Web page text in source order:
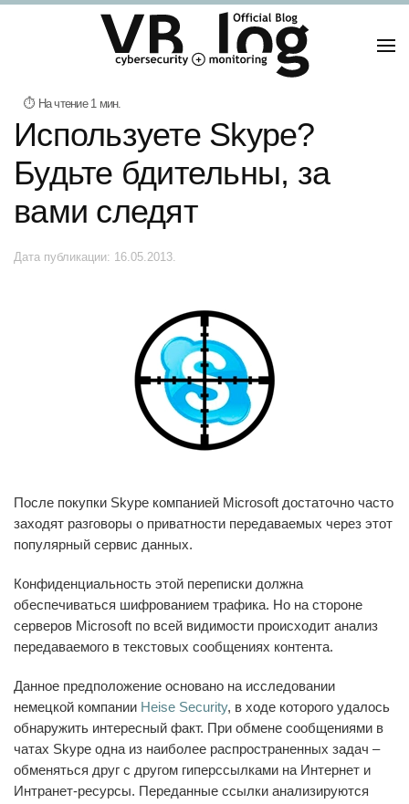
Используете Skype?
Будьте бдительны, за
вами следят
Дата публикации: 16.05.2013.
После покупки Skype компанией Microsoft достаточно часто
заходят разговоры о приватности передаваемых через этот
популярный сервис данных.
Конфиденциальность этой переписки должна
обеспечиваться шифрованием трафика. Но на стороне
серверов Microsoft по всей видимости происходит анализ
передаваемого в текстовых сообщениях контента.
Данное предположение основано на исследовании
немецкой компании Heise Security, в ходе которого удалось
обнаружить интересный факт. При обмене сообщениями в
чатах Skype одна из наиболее распространенных задач –
обменяться друг с другом гиперссылками на Интернет и
Интранет-ресурсы. Переданные ссылки анализируются